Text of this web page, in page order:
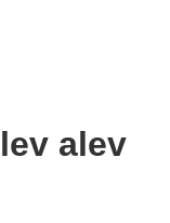
alev